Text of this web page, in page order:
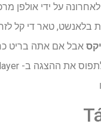
על ידי אולפן
בלאנשט, טאר די קל
אבל אם אתה בריט
ו